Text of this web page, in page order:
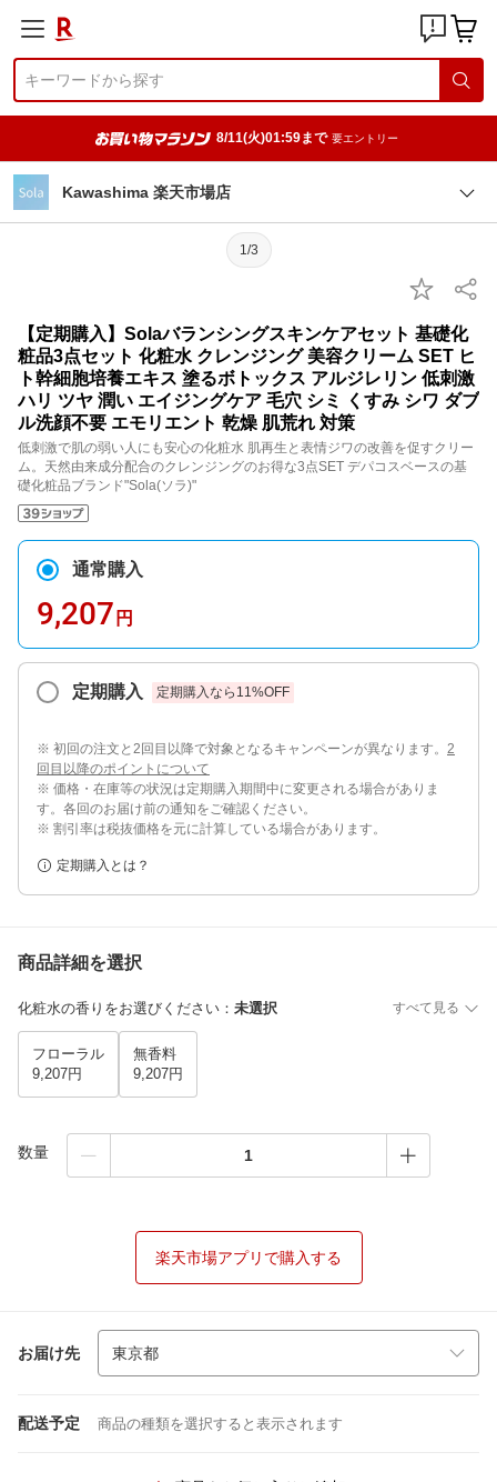
8/11(火)01:59まで 要エントリー
Kawashima 楽天市場店
1/3
【定期購入】Solaバランシングスキンケアセット 基礎化
粧品3点セット 化粧水 クレンジング 美容クリーム SET ヒ
ト幹細胞培養エキス 塗るボトックス アルジレリン 低刺激
ハリ ツヤ 潤い エイジングケア 毛穴 シミ くすみ シワ ダブ
ル洗顔不要 エモリエント 乾燥 肌荒れ 対策
低刺激で肌の弱い人にも安心の化粧水 肌再生と表情ジワの改善を促すクリー
ム。天然由来成分配合のクレンジングのお得な3点SET デパコスベースの基
礎化粧品ブランド"Sola(ソラ)"
通常購入
9,207 円
定期購入 定期購入なら 11 %OFF
※ 初回の注文と2回目以降で対象となるキャンペーンが異なります。 2
回目以降のポイントについて
※ 価格・在庫等の状況は定期購入期間中に変更される場合がありま
す。各回のお届け前の通知をご確認ください。
※ 割引率は税抜価格を元に計算している場合があります。
定期購入とは？
商品詳細を選択
化粧水の香りをお選びください ： 未選択 すべて見る
フローラル
9,207円
無香料
9,207円
数量
楽天市場アプリで購入する
お届け先
配送予定 商品の種類を選択すると表示されます